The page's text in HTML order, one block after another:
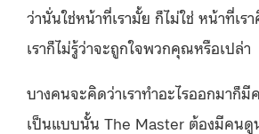
ว่านั่นใช่หน้าที่เรามั้ย ก็ไม่ใช่ หน้าที่เ
เราก็ไม่รู้ว่าจะถูกใจพวกคุณหรือเปล่า
บางคนจะคิดว่าเราทำอะไรออกมาก็มี
เป็นแบบนั้น The Master ต้องมีคน